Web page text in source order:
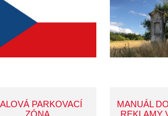
PARKOVACÍ
ZÓNA
MANUÁL
REKLAMY